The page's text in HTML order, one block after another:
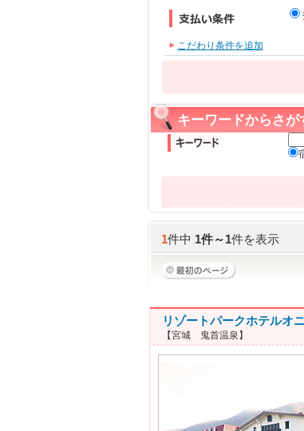
こだわり条件を追加
キーワードからさが
1件中1件～1件を表示
リゾートパークホテルオ
【宮城 鬼首温泉】